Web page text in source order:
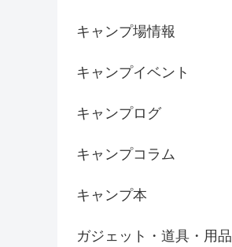
キャンプ場情報
キャンプイベント
キャンプログ
キャンプコラム
キャンプ本
ガジェット・道具・用品